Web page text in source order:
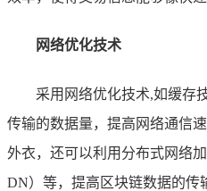
网络优化技术
采用网络优化技术,如缓存
传输的数据量，提高网络通信
外衣，还可以利用分布式网络
DN）等，提高区块链数据的传